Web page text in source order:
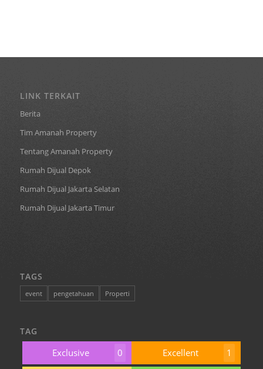
LINK TERKAIT
Berita
Tim Amanah Property
Tentang Amanah Property
Rumah Dijual Depok
Rumah Dijual Jakarta Selatan
Rumah Dijual Jakarta Timur
TAGS
event pengetahuan Properti
TAG
Exclusive 0 Excellent 1